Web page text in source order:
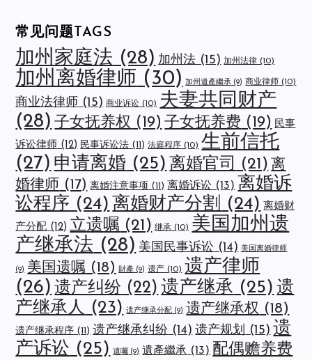
常见问题TAGS
加州家庭法 (28) 加州法 (15) 加州法律 (10)
加州离婚律师 (30) 加州遺產繼承 (9) 商业律师 (10)
商业法律师 (15) 商业诉讼 (10) 夫妻共同财产
(28) 子女抚养权 (19) 子女抚养费 (19) 民事
诉讼律师 (12) 民事诉讼法 (11) 法庭程序 (10) 生前信托
(27) 申请离婚 (25) 离婚官司 (21) 离
婚律师 (17) 离婚注意事项 (11) 离婚诉讼 (13) 离婚诉
讼程序 (24) 离婚财产分割 (24) 离婚财
产分配 (12) 立遗嘱 (21) 继承 (10) 美国加州遗
产继承法 (28) 美国民事诉讼 (14) 美国离婚律师
(9) 美国遗嘱 (18) 財產 (9) 遗产 (10) 遗产律师
(26) 遗产纠纷 (22) 遗产继承 (25) 遗
产继承人 (23) 遗产继承分配 (9) 遗产继承权 (18)
遗产继承程序 (11) 遗产继承纠纷 (14) 遗产规划 (15) 遗
产诉讼 (25) 遺囑 (9) 遺產繼承 (13) 配偶赡养费